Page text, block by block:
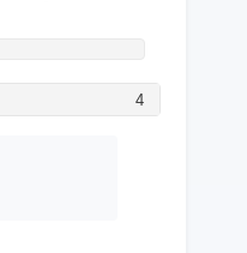
4